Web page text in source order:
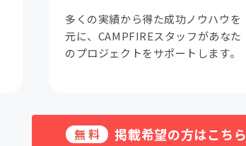
多くの実績から得た成功ノウハウを
元に、CAMPFIREスタッフがあなた
のプロジェクトをサポートします。
無料 掲載希望の方はこちら